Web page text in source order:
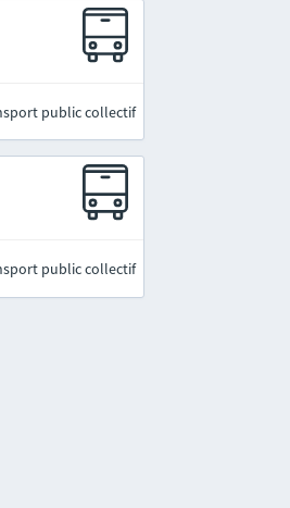
public collectif
public collectif